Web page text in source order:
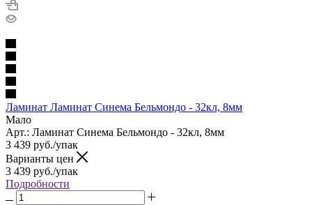
Ламинат Ламинат Синема Бельмондо - 32кл, 8мм
Мало
Арт.: Ламинат Синема Бельмондо - 32кл, 8мм
3 439 руб./упак
Варианты цен
3 439 руб./упак
Подробности